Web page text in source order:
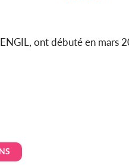
ont débuté en mars